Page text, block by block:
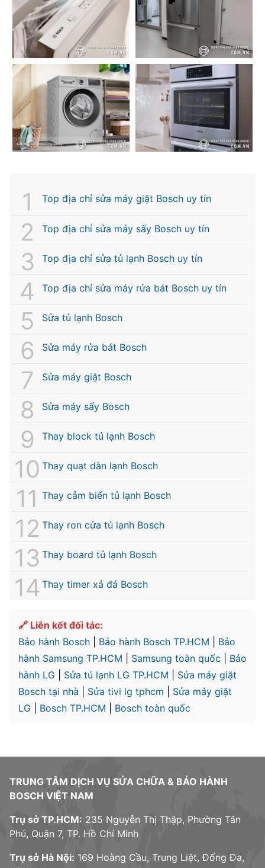
Top địa chỉ sửa máy giặt Bosch uy tín
Top địa chỉ sửa máy sấy Bosch uy tín
Top địa chỉ sửa tủ lạnh Bosch uy tín
Top địa chỉ sửa máy rửa bát Bosch uy tín
Sửa tủ lạnh Bosch
Sửa máy rửa bát Bosch
Sửa máy giặt Bosch
Sửa máy sấy Bosch
Thay block tủ lạnh Bosch
Thay quạt dàn lạnh Bosch
Thay cảm biến tủ lạnh Bosch
Thay ron cửa tủ lạnh Bosch
Thay board tủ lạnh Bosch
Thay timer xả đá Bosch
🔗 Liên kết đối tác:
Bảo hành Bosch
Bảo hành Bosch TP.HCM
Bảo
hành Samsung TP.HCM
Samsung toàn quốc
Bảo
hành LG
Sửa tủ lạnh LG TP.HCM
Sửa máy giặt
Bosch tại nhà
Sửa tivi lg tphcm
Sửa máy giặt
LG
Bosch TP.HCM Bosch toàn quốc
TRUNG TÂM DỊCH VỤ SỬA CHỮA & BẢO HÀNH
BOSCH VIỆT NAM
Trụ sở TP.HCM: 235 Nguyễn Thị Thập, Phường Tân
Phú, Quận 7, TP. Hồ Chí Minh
Trụ sở Hà Nội: 169 Hoàng Cầu, Trung Liệt, Đống Đa,